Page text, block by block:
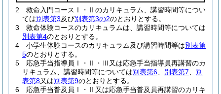
2
救命入門コースⅠ・Ⅱのカリキュラム、講習時間等につい
ては別表第3及び別表第3の2のとおりとする。
3
救命体験コースのカリキュラムは、講習時間等については
別表第4のとおりとする。
4
小学生体験コースのカリキュラム及び講習時間等は別表第
5のとおりとする。
5
応急手当指導員Ⅰ・Ⅱ・Ⅲ又は応急手当指導員再講習のカ
リキュラム、講習時間等については別表第6 別表第7
別
表第8又は別表第9のとおりとする。
6
応急手当普及員Ⅰ・Ⅱ又は応急手当普及員再講習のカリキ